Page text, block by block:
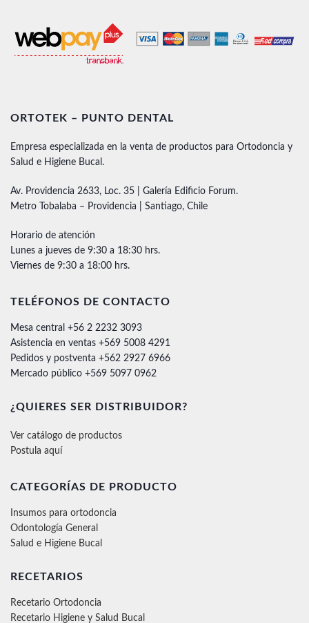
ORTOTEK – PUNTO DENTAL
Empresa especializada en la venta de productos para Ortodoncia y
Salud e Higiene Bucal.
Av. Providencia 2633, Loc. 35 | Galería Edificio Forum.
Metro Tobalaba – Providencia | Santiago, Chile
Horario de atención
Lunes a jueves de 9:30 a 18:30 hrs.
Viernes de 9:30 a 18:00 hrs.
TELÉFONOS DE CONTACTO
Mesa central +56 2 2232 3093
Asistencia en ventas +569 5008 4291
Pedidos y postventa +562 2927 6966
Mercado público +569 5097 0962
¿QUIERES SER DISTRIBUIDOR?
Ver catálogo de productos
Postula aquí
CATEGORÍAS DE PRODUCTO
Insumos para ortodoncia
Odontología General
Salud e Higiene Bucal
RECETARIOS
Recetario Ortodoncia
Recetario Higiene y Salud Bucal